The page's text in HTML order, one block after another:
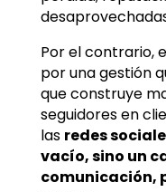
Por el contrario,
por una gestión
que construye
seguidores en
las redes
vacío, sino un
comunicación,